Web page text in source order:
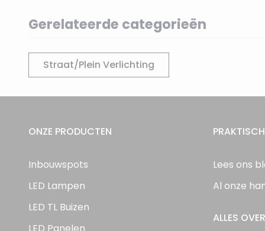
Gerelateerde categorieën
Straat/Plein Verlichting
ONZE PRODUCTEN
Inbouwspots
LED Lampen
LED TL Buizen
Lees ons
Al onze
ALLES